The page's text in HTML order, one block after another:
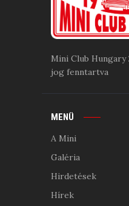
Mini Club Hungary
jog fenntartva
MENÜ
A Mini
Galéria
Hirdetések
Hírek